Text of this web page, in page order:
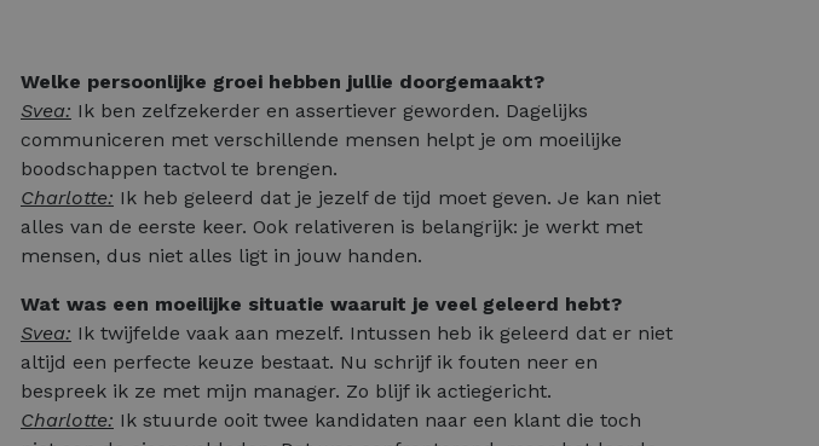
Welke persoonlijke groei hebben jullie doorgemaakt?
Svea: Ik ben zelfzekerder en assertiever geworden. Dagelijks
communiceren met verschillende mensen helpt je om moeilijke
boodschappen tactvol te brengen.
Charlotte: Ik heb geleerd dat je jezelf de tijd moet geven. Je kan niet
alles van de eerste keer. Ook relativeren is belangrijk: je werkt met
mensen, dus niet alles ligt in jouw handen.
Wat was een moeilijke situatie waaruit je veel geleerd hebt?
Svea: Ik twijfelde vaak aan mezelf. Intussen heb ik geleerd dat er niet
altijd een perfecte keuze bestaat. Nu schrijf ik fouten neer en
bespreek ik ze met mijn manager. Zo blijf ik actiegericht.
Charlotte: Ik stuurde ooit twee kandidaten naar een klant die toch